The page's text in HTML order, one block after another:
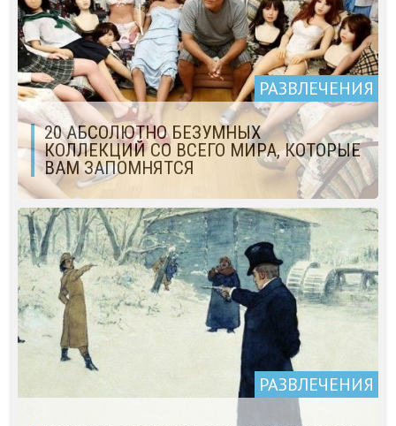
РАЗВЛЕЧЕНИЯ
20 АБСОЛЮТНО БЕЗУМНЫХ
КОЛЛЕКЦИЙ СО ВСЕГО МИРА, КОТОРЫЕ
ВАМ ЗАПОМНЯТСЯ
РАЗВЛЕЧЕНИЯ